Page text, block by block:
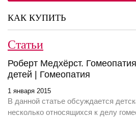
КАК КУПИТЬ
Статьи
Роберт Медхёрст.
детей | Гомеопатия
1 января 2015
В данной статье обсуждается
несколько относящихся к делу